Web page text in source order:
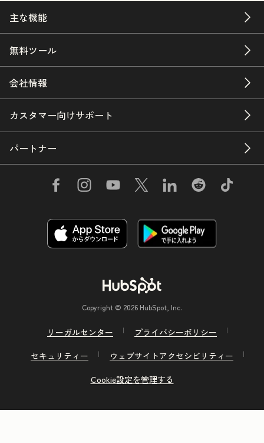
主な機能
無料ツール
会社情報
カスタマー向けサポート
パートナー
Copyright © 2026 HubSpot, Inc.
リーガルセンター
プライバシーポリシー
セキュリティー
ウェブサイトアクセシビリティー
Cookie設定を管理する